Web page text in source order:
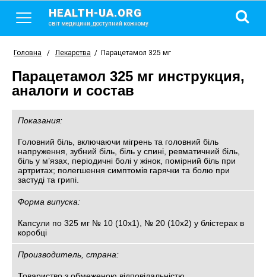
HEALTH-UA.ORG
світ медицини, доступний кожному
Головна / Лекарства / Парацетамол 325 мг
Парацетамол 325 мг инструкция,
аналоги и состав
Показания:
Головний біль, включаючи мігрень та головний біль
напруження, зубний біль, біль у спині, ревматичний біль,
біль у м’язах, періодичні болі у жінок, помірний біль при
артритах; полегшення симптомів гарячки та болю при
застуді та грипі.
Форма випуска:
Капсули по 325 мг № 10 (10х1), № 20 (10х2) у блістерах в
коробці
Производитель, страна: